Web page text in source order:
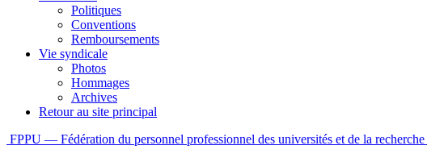
Politiques
Conventions
Remboursements
Vie syndicale
Photos
Hommages
Archives
Retour au site principal
Skip
FPPU — Fédération du personnel professionnel des universités et de la recherche